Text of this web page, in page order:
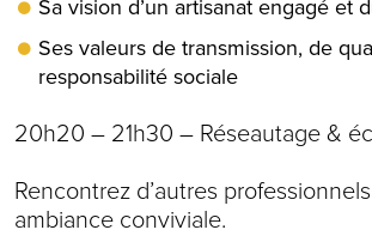
Sa vision d’un artisanat engagé et
Ses valeurs de transmission, de
responsabilité sociale
20h20 – 21h30 – Réseautage &
Rencontrez d’autres
ambiance conviviale.